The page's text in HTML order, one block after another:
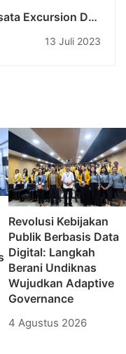
Excursion Day
Plan 2023:
13 Juli 2023
Revolusi Kebijakan
Publik Berbasis Data
Digital: Langkah
Berani Undiknas
Wujudkan Adaptive
Governance
4 Agustus 2026